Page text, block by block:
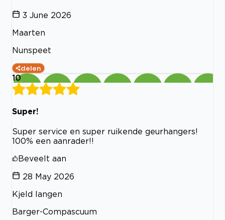
3 June 2026
Maarten
Nunspeet
delen
10
Super!
Super service en super ruikende geurhangers!
100% een aanrader!!
Beveelt aan
28 May 2026
Kjeld langen
Barger-Compascuum